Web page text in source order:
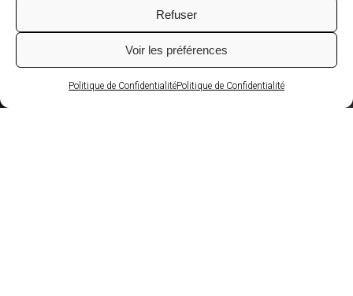
Refuser
Voir les préférences
Politique de ConfidentialitéPolitique de Confidentialité